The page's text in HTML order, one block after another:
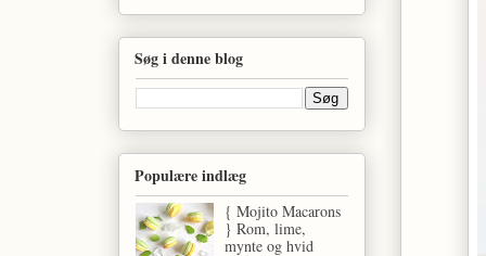
Søg i denne blog
Populære indlæg
{ Mojito Macarons
} Rom, lime,
mynte og hvid